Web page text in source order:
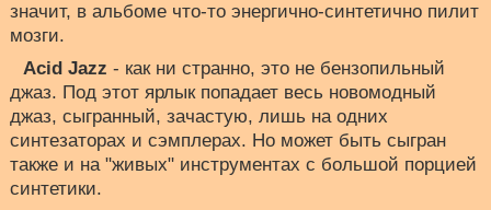
значит, в альбоме что-то энергично-синтетично пилит
мозги.
Acid Jazz - как ни странно, это не бензопильный
джаз. Под этот ярлык попадает весь новомодный
джаз, сыгранный, зачастую, лишь на одних
синтезаторах и сэмплерах. Но может быть сыгран
также и на "живых" инструментах с большой порцией
синтетики.